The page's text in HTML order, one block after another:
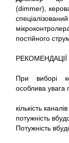
(dimmer),
постійного
При виборі
особлива увага
кількість
потужність
Потужність